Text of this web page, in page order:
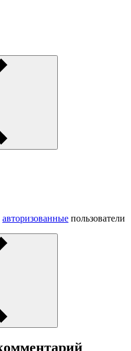
авторизованные пользователи